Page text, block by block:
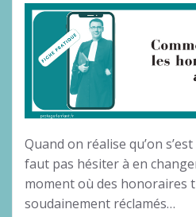
Quand on réalise qu’on
faut pas hésiter à en
moment où des honoraires
soudainement réclamés…